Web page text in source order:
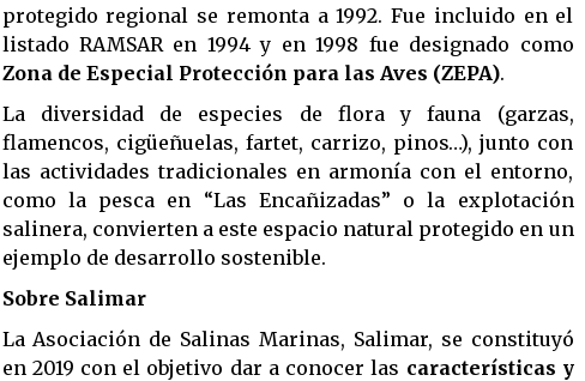
protegido regional se remonta a 1992. Fue incluido en el
listado RAMSAR en 1994 y en 1998 fue designado como
Zona de Especial Protección para las Aves (ZEPA).
La diversidad de especies de flora y fauna (garzas,
flamencos, cigüeñuelas, fartet, carrizo, pinos…), junto con
las actividades tradicionales en armonía con el entorno,
como la pesca en “Las Encañizadas” o la explotación
salinera, convierten a este espacio natural protegido en un
ejemplo de desarrollo sostenible.
Sobre Salimar
La Asociación de Salinas Marinas, Salimar, se constituyó
en 2019 con el objetivo dar a conocer las características y